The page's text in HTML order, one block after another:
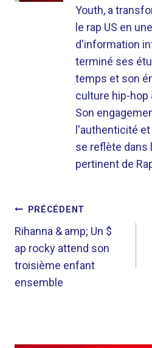
Youth, a
le rap US en
d'information
terminé ses
temps et son
culture hip-hop
Son
l'authenticité
se reflète dans
pertinent de
DE
L’ARTICLE
PRÉCÉDENT
Rihanna & amp; Un $
ap rocky attend son
troisième enfant
ensemble